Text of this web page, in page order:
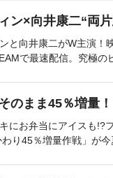
ン×向井康二“両
と向井康二がW主演！
で最速配信。究極の
のまま45％増量
にお弁当にアイスも!?
わり45％増量作戦」が